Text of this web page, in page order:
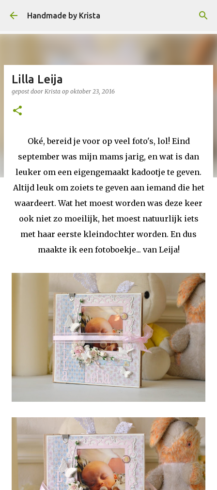
Doorgaan naar hoofdcontent
Handmade by Krista
Lilla Leija
gepost door Krista op oktober 23, 2016
Oké, bereid je voor op veel foto's, lol! Eind
september was mijn mams jarig, en wat is dan
leuker om een eigengemaakt kadootje te geven.
Altijd leuk om zoiets te geven aan iemand die het
waardeert. Wat het moest worden was deze keer
ook niet zo moeilijk, het moest natuurlijk iets
met haar eerste kleindochter worden. En dus
maakte ik een fotoboekje... van Leija!